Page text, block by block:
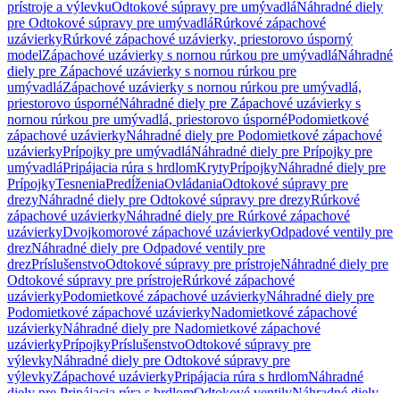
prístroje a výlevkuOdtokové súpravy pre umývadláNáhradné diely
pre Odtokové súpravy pre umývadláRúrkové zápachové
uzávierkyRúrkové zápachové uzávierky, priestorovo úsporný
modelZápachové uzávierky s nornou rúrkou pre umývadláNáhradné
diely pre Zápachové uzávierky s nornou rúrkou pre
umývadláZápachové uzávierky s nornou rúrkou pre umývadlá,
priestorovo úspornéNáhradné diely pre Zápachové uzávierky s
nornou rúrkou pre umývadlá, priestorovo úspornéPodomietkové
zápachové uzávierkyNáhradné diely pre Podomietkové zápachové
uzávierkyPrípojky pre umývadláNáhradné diely pre Prípojky pre
umývadláPripájacia rúra s hrdlomKrytyPrípojkyNáhradné diely pre
PrípojkyTesneniaPredĺženiaOvládaniaOdtokové súpravy pre
drezyNáhradné diely pre Odtokové súpravy pre drezyRúrkové
zápachové uzávierkyNáhradné diely pre Rúrkové zápachové
uzávierkyDvojkomorové zápachové uzávierkyOdpadové ventily pre
drezNáhradné diely pre Odpadové ventily pre
drezPríslušenstvoOdtokové súpravy pre prístrojeNáhradné diely pre
Odtokové súpravy pre prístrojeRúrkové zápachové
uzávierkyPodomietkové zápachové uzávierkyNáhradné diely pre
Podomietkové zápachové uzávierkyNadomietkové zápachové
uzávierkyNáhradné diely pre Nadomietkové zápachové
uzávierkyPrípojkyPríslušenstvoOdtokové súpravy pre
výlevkyNáhradné diely pre Odtokové súpravy pre
výlevkyZápachové uzávierkyPripájacia rúra s hrdlomNáhradné